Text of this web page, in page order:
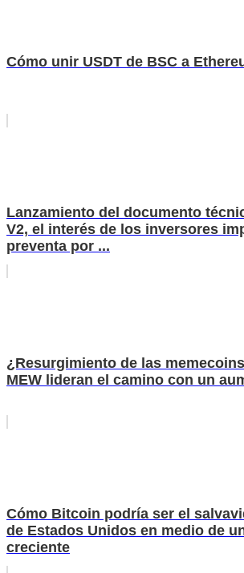
Cómo unir USDT de BSC a
Lanzamiento del documento
V2, el interés de los inversores
preventa por ...
¿Resurgimiento de las
MEW lideran el camino con un
Cómo Bitcoin podría ser el
de Estados Unidos en medio de
creciente